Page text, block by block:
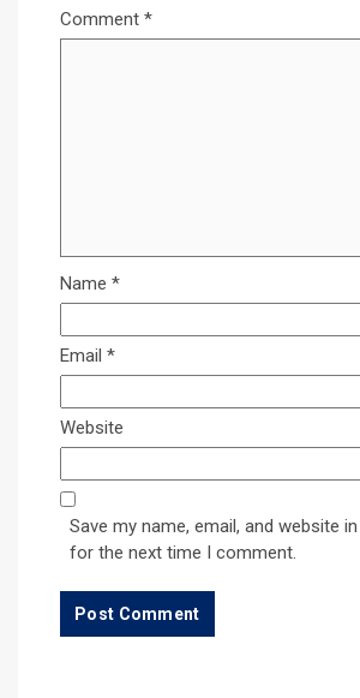
Comment *
Name *
Email *
Website
Save my name, email, and website
for the next time I comment.